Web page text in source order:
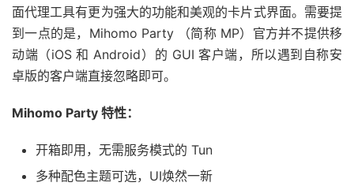
面代理工具有更为强大的功能和美观的卡片式界面。需要提
到一点的是，Mihomo Party （简称 MP）官方并不提供移
动端（iOS 和 Android）的 GUI 客户端，所以遇到自称安
卓版的客户端直接忽略即可。
Mihomo Party 特性：
开箱即用，无需服务模式的 Tun
多种配色主题可选，UI焕然一新